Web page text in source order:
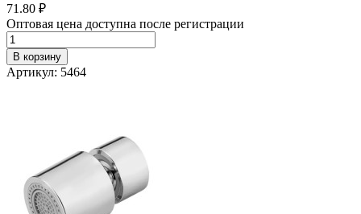
71.80 ₽
Оптовая цена доступна после регистрации
В корзину
Артикул: 5464